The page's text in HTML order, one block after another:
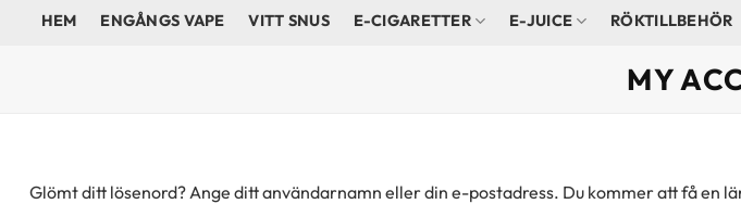
HEM ENGÅNGS VAPE VITT SNUS E-CIGARETTER E-JUICE RÖKTILLBEHÖR
MY
Glömt ditt lösenord? Ange ditt användarnamn eller din e-postadress. Du kommer att få en